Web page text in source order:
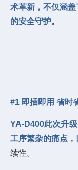
术革新，不仅涵
的安全守护。
#1 即插即用 省时
YA-D400此次升
工序繁杂的痛点
续性。